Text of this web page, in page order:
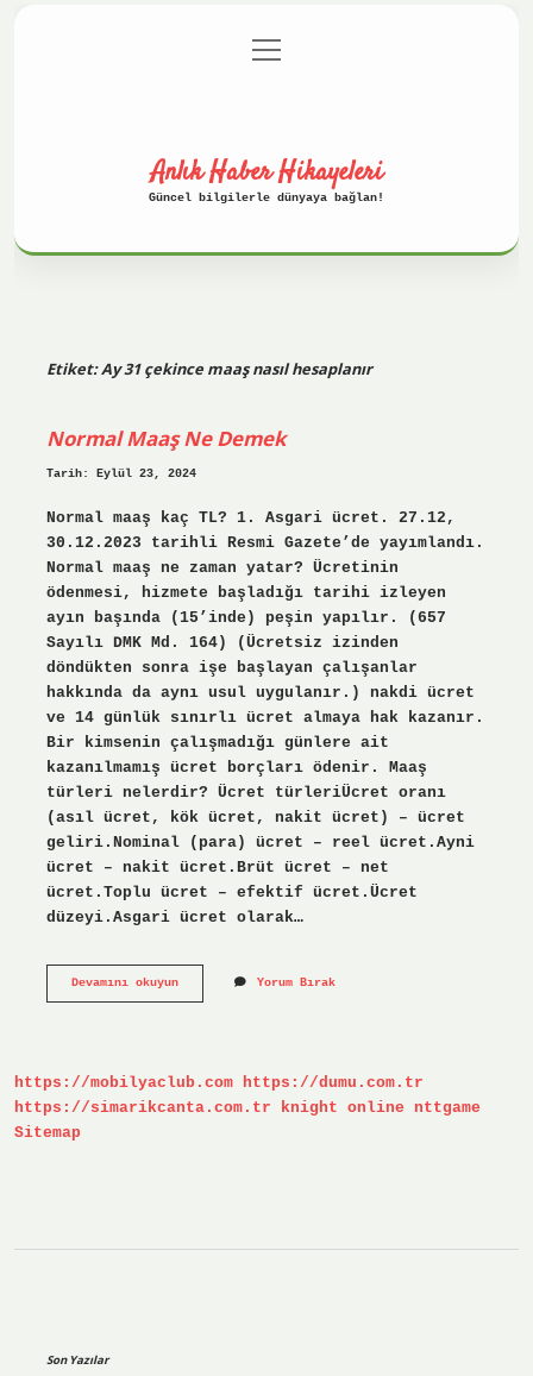
Gizlilik Politikası
menüyü
aç
Anlık Haber Hikayeleri
Güncel bilgilerle dünyaya bağlan!
Etiket:Ay 31 çekince maaş nasıl hesaplanır
Normal Maaş Ne Demek
Tarih: Eylül 23, 2024
Normal maaş kaç TL? 1. Asgari ücret. 27.12,
30.12.2023 tarihli Resmi Gazete’de yayımlandı.
Normal maaş ne zaman yatar? Ücretinin
ödenmesi, hizmete başladığı tarihi izleyen
ayın başında (15’inde) peşin yapılır. (657
Sayılı DMK Md. 164) (Ücretsiz izinden
döndükten sonra işe başlayan çalışanlar
hakkında da aynı usul uygulanır.) nakdi ücret
ve 14 günlük sınırlı ücret almaya hak kazanır.
Bir kimsenin çalışmadığı günlere ait
kazanılmamış ücret borçları ödenir. Maaş
türleri nelerdir? Ücret türleriÜcret oranı
(asıl ücret, kök ücret, nakit ücret) – ücret
geliri.Nominal (para) ücret – reel ücret.Ayni
ücret – nakit ücret.Brüt ücret – net
ücret.Toplu ücret – efektif ücret.Ücret
düzeyi.Asgari ücret olarak…
Devamını okuyunNormal
Yorum Bırak
https://mobilyaclub.com https://dumu.com.tr
https://simarikcanta.com.tr
knight online
nttgame
Sitemap
Son Yazılar